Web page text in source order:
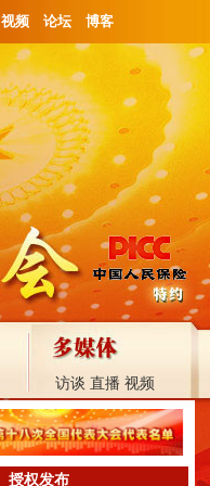
视频 论坛 博客
访谈 直播 视频
授权发布